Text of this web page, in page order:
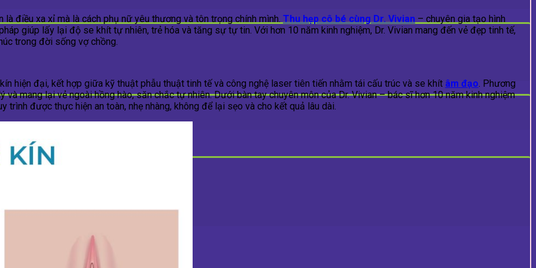
điều xa xỉ mà là cách phụ nữ yêu thương và tôn trọng chính mình. Thu hẹp cô bé cùng Dr. Vivian – chuyên gia tạo hình
giúp lấy lại độ se khít tự nhiên, trẻ hóa và tăng sự tự tin. Với hơn 10 năm kinh nghiệm, Dr. Vivian mang đến vẻ đẹp tinh tế,
trong đời sống vợ chồng.
hiện đại, kết hợp giữa kỹ thuật phẫu thuật tinh tế và công nghệ laser tiên tiến nhằm tái cấu trúc và se khít âm đạo. Phương
mang lại vẻ ngoài hồng hào, săn chắc tự nhiên. Dưới bàn tay chuyên môn của Dr. Vivian – bác sĩ hơn 10 năm kinh nghiệm
trình được thực hiện an toàn, nhẹ nhàng, không để lại sẹo và cho kết quả lâu dài.